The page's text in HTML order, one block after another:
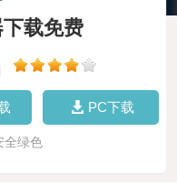
载免费
PC下载
全绿色